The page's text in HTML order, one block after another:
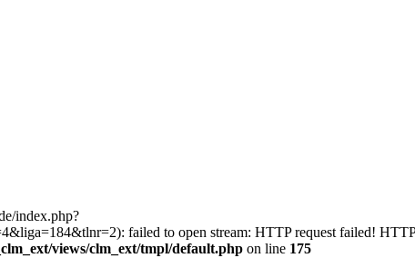
index.php?
failed to open stream: HTTP request failed!
views/clm_ext/tmpl/default.php on line 175